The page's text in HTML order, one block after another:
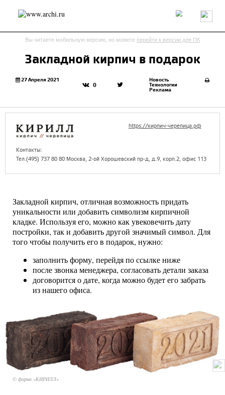
Россия Мир Технологии Интерьер Пресса
Архитекторы
send.project Анонсы конкурсов
Блог
Исследование
Обзор
Объект
Результаты конкурса
Дизайн
Иностранцы в России
Интерьер
Эко
Вы читаете мобильную версию, но можете перейти к версии для ПК
Закладной кирпич в подарок
27 Апреля 2021
0
Новость
Технологии
Реклама
https://кирпич-черепица.рф
Контакты:
Тел.(495) 737 80 80 Москва, 2-ой Хорошевский пр-д, д.9, корп.2, офис 113
Закладной кирпич, отличная возможность придать
уникальности или добавить символизм кирпичной
кладке. Используя его, можно как увековечить дату
постройки, так и добавить другой значимый символ. Для
того чтобы получить его в подарок, нужно:
заполнить форму, перейдя по ссылке ниже
после звонка менеджера, согласовать детали заказа
договорится о дате, когда можно будет его забрать
из нашего офиса.
© фирма «КИРИЛЛ»